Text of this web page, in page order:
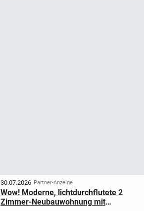
30.07.2026 Partner-Anzeige
Wow! Moderne, lichtdurchflutete 2
Zimmer-Neubauwohnung mit